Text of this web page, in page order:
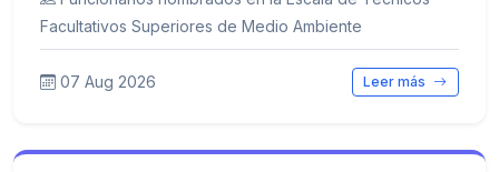
Facultativos Superiores de Medio Ambiente
07 Aug 2026 Leer más